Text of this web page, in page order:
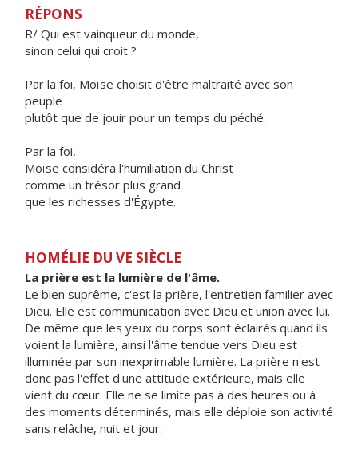
RÉPONS
R/ Qui est vainqueur du monde,
sinon celui qui croit ?
Par la foi, Moïse choisit d'être maltraité avec son
peuple
plutôt que de jouir pour un temps du péché.
Par la foi,
Moïse considéra l'humiliation du Christ
comme un trésor plus grand
que les richesses d'Égypte.
HOMÉLIE DU VE SIÈCLE
La prière est la lumière de l'âme.
Le bien suprême, c'est la prière, l'entretien familier avec
Dieu. Elle est communication avec Dieu et union avec lui.
De même que les yeux du corps sont éclairés quand ils
voient la lumière, ainsi l'âme tendue vers Dieu est
illuminée par son inexprimable lumière. La prière n'est
donc pas l'effet d'une attitude extérieure, mais elle
vient du cœur. Elle ne se limite pas à des heures ou à
des moments déterminés, mais elle déploie son activité
sans relâche, nuit et jour.